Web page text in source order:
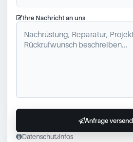
Ihre Nachricht an uns
Datenschutzinfos
Anfrage